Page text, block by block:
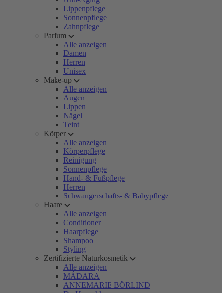
Lippenpflege
Sonnenpflege
Zahnpflege
Parfum
Alle anzeigen
Damen
Herren
Unisex
Make-up
Alle anzeigen
Augen
Lippen
Nägel
Teint
Körper
Alle anzeigen
Körperpflege
Reinigung
Sonnenpflege
Hand- & Fußpflege
Herren
Schwangerschafts- & Babypflege
Haare
Alle anzeigen
Conditioner
Haarpflege
Shampoo
Styling
Zertifizierte Naturkosmetik
Alle anzeigen
MÁDARA
ANNEMARIE BÖRLIND